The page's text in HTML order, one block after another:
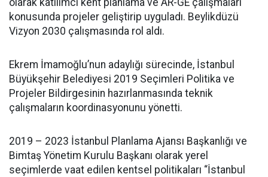
olarak katılımcı kent planlama ve AR-GE çalışmaları
konusunda projeler geliştirip uyguladı. Beylikdüzü
Vizyon 2030 çalışmasında rol aldı.
Ekrem İmamoğlu’nun adaylığı sürecinde, İstanbul
Büyükşehir Belediyesi 2019 Seçimleri Politika ve
Projeler Bildirgesinin hazırlanmasında teknik
çalışmaların koordinasyonunu yönetti.
2019 – 2023 İstanbul Planlama Ajansı Başkanlığı ve
Bimtaş Yönetim Kurulu Başkanı olarak yerel
seçimlerde vaat edilen kentsel politikaları “İstanbul